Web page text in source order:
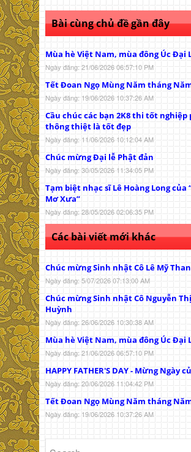
Bài cùng chủ đề gần đây
Mùa hè Việt Nam, mùa đông Úc Đại
Ngày đăng: 21/06/2026 06:57:10 PM
Tết Đoan Ngọ Mùng Năm tháng
Ngày đăng: 19/06/2026 10:37:26 AM
Cầu chúc các bạn 2K8 thi tốt nghiệp
thông thiệt là tốt đẹp
Ngày đăng: 11/06/2026 10:12:04 AM
Chúc mừng Đại lễ Phật đản
Ngày đăng: 30/05/2026 11:34:05 PM
Tạm biệt nhạc sĩ Lê Hoàng Long của
Mơ Xưa”
Ngày đăng: 28/05/2026 02:06:35 PM
Các bài viết mới khác
Chúc mừng Sinh nhật Cô Lê Mỹ
Ngày đăng: 5/07/2026 07:13:00 AM
Chúc mừng Sinh nhật Cô Nguyễn
Huỳnh
Ngày đăng: 26/06/2026 10:30:38 AM
Mùa hè Việt Nam, mùa đông Úc Đại
Ngày đăng: 21/06/2026 06:57:10 PM
HAPPY FATHER'S DAY - Mừng Ngày
Ngày đăng: 20/06/2026 11:04:42 PM
Tết Đoan Ngọ Mùng Năm tháng
Ngày đăng: 19/06/2026 10:37:26 AM